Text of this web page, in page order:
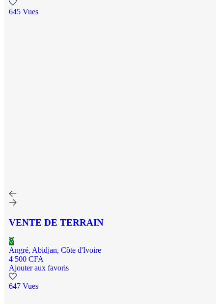
645 Vues
VENTE DE TERRAIN
Angré, Abidjan, Côte d'Ivoire
4 500 CFA
Ajouter aux favoris
647 Vues